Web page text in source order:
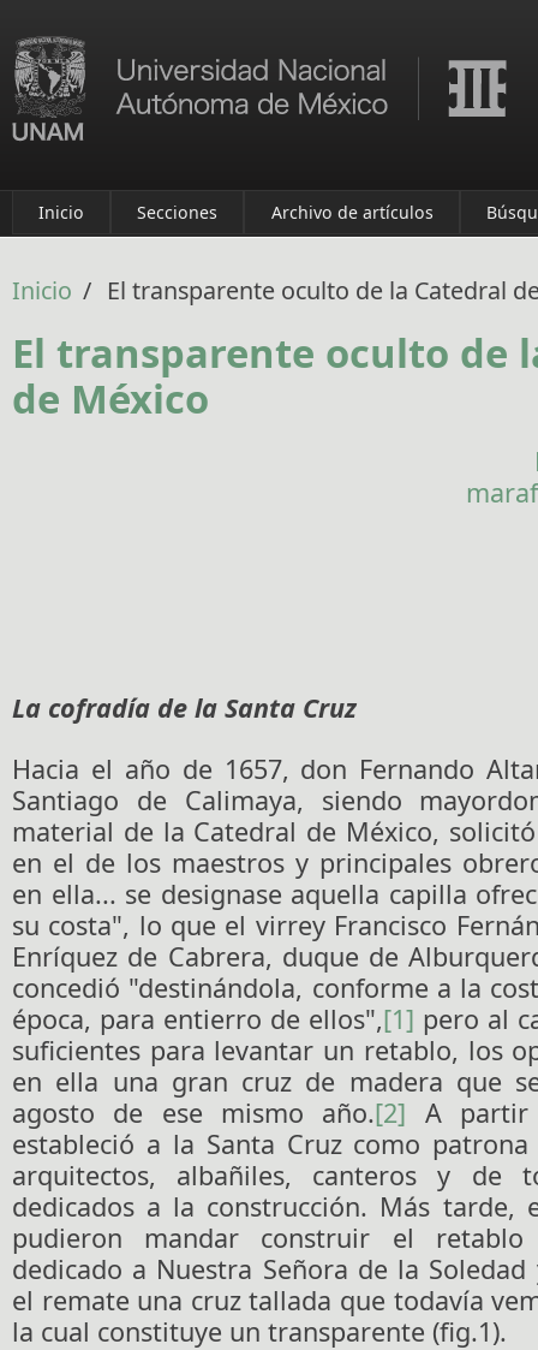
Inicio Secciones Archivo de artículos
Inicio / El transparente oculto de la Catedral
El transparente oculto de
de México
La cofradía de la Santa Cruz
Hacia el año de 1657, don Fernando
Santiago de Calimaya, siendo
material de la Catedral de México,
en el de los maestros y principales
en ella... se designase aquella capilla
su costa", lo que el virrey Francisco
Enríquez de Cabrera, duque de
concedió "destinándola, conforme a la
época, para entierro de ellos",[1] pero al
suficientes para levantar un retablo, los
en ella una gran cruz de madera que
agosto de ese mismo año.[2] A partir
estableció a la Santa Cruz como
arquitectos, albañiles, canteros y de
dedicados a la construcción. Más tarde,
pudieron mandar construir el retablo
dedicado a Nuestra Señora de la
el remate una cruz tallada que todavía
la cual constituye un transparente (fig.1).